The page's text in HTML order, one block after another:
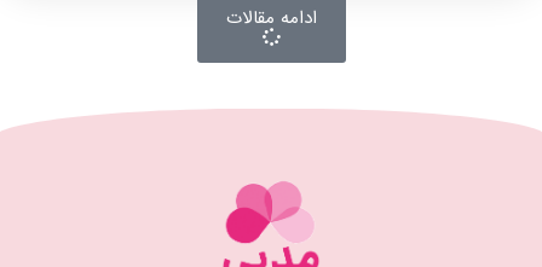
ادامه مقالات